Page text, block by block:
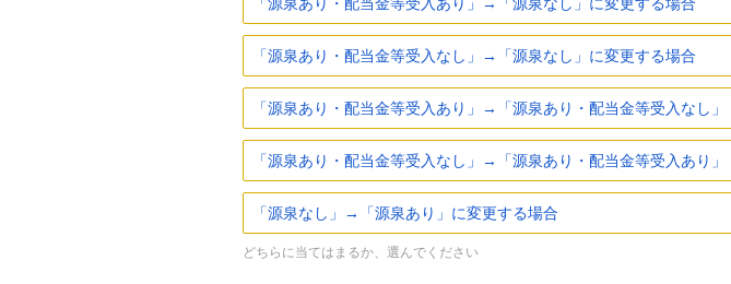
「源泉あり・配当金等受入なし」→「源泉なし」に変更する場合
「源泉あり・配当金等受入あり」→「源泉あり・配当金等受入なし」
「源泉あり・配当金等受入なし」→「源泉あり・配当金等受入あり」
「源泉なし」→「源泉あり」に変更する場合
どちらに当てはまるか、選んでください